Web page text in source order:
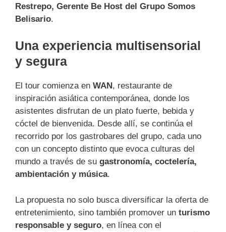
Restrepo, Gerente Be Host del Grupo Somos
Belisario.
Una experiencia multisensorial
y segura
El tour comienza en WAN , restaurante de
inspiración asiática contemporánea, donde los
asistentes disfrutan de un plato fuerte, bebida y
cóctel de bienvenida. Desde allí, se continúa el
recorrido por los gastrobares del grupo, cada uno
con un concepto distinto que evoca culturas del
mundo a través de su gastronomía, coctelería,
ambientación y música.
La propuesta no solo busca diversificar la oferta de
entretenimiento, sino también promover un turismo
responsable y seguro, en línea con el